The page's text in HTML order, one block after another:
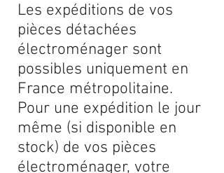
Les expéditions de vos
pièces détachées
électroménager sont
possibles uniquement en
France métropolitaine.
Pour une expédition le jour
même (si disponible en
stock) de vos pièces
électroménager, votre